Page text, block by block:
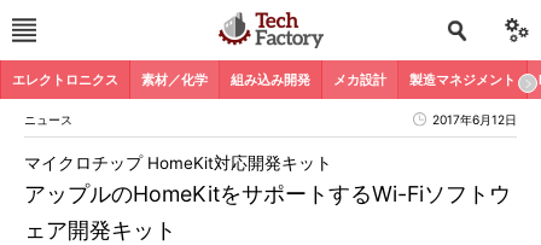
エレクトロニクス 素材／化学 組み込み開発 メカ設計 製造マネジメント
ニュース 2017年6月12日
アップルのHomeKitをサポートするWi-Fiソフトウ
ェア開発キット
マイクロチップ HomeKit対応開発キット